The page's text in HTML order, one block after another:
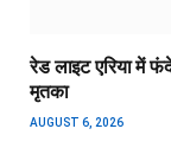
रेड लाइट एरिया में
मृतका
AUGUST 6, 2026